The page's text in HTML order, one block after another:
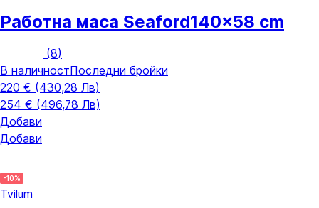
Работна маса Seaford140x58 cm
(8)
В наличностПоследни бройки
220 € (430,28 Лв)
254 € (496,78 Лв)
Добави
Добави
-10%
Tvilum